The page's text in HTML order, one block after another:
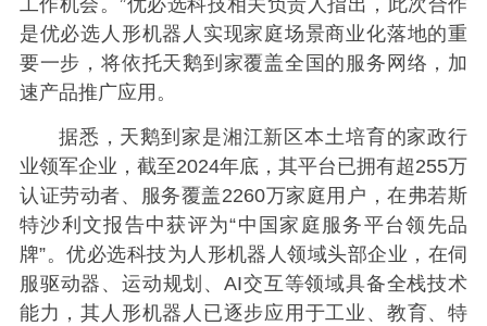
工作机会。”优必选科技相关负责人指出，此次合作
是优必选人形机器人实现家庭场景商业化落地的重
要一步，将依托天鹅到家覆盖全国的服务网络，加
速产品推广应用。
据悉，天鹅到家是湘江新区本土培育的家政行
业领军企业，截至2024年底，其平台已拥有超255万
认证劳动者、服务覆盖2260万家庭用户，在弗若斯
特沙利文报告中获评为“中国家庭服务平台领先品
牌”。优必选科技为人形机器人领域头部企业，在伺
服驱动器、运动规划、AI交互等领域具备全栈技术
能力，其人形机器人已逐步应用于工业、教育、特